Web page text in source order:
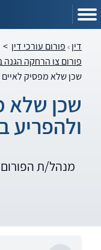
דין פורום עורכי דין >
פורום צו הרחקה
שכן שלא מפסיק לאיים
שכן שלא
ולהפריע
מנהל/ת